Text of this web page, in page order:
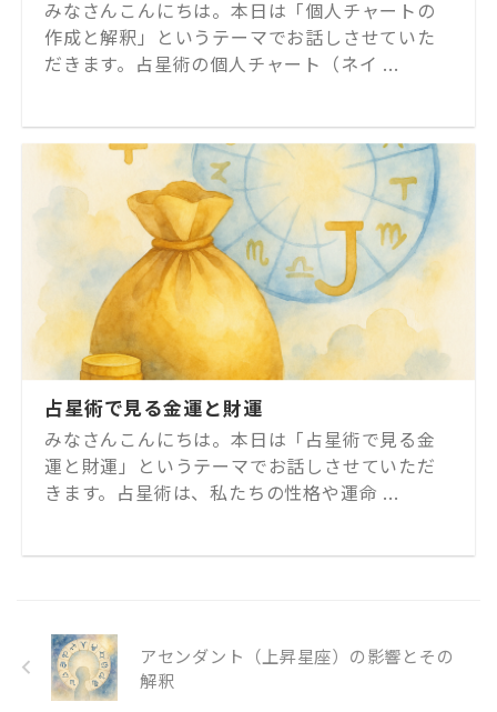
みなさんこんにちは。本日は「個人チャートの
作成と解釈」というテーマでお話しさせていた
だきます。占星術の個人チャート（ネイ ...
占星術で見る金運と財運
みなさんこんにちは。本日は「占星術で見る金
運と財運」というテーマでお話しさせていただ
きます。占星術は、私たちの性格や運命 ...
アセンダント（上昇星座）の影響とその
解釈